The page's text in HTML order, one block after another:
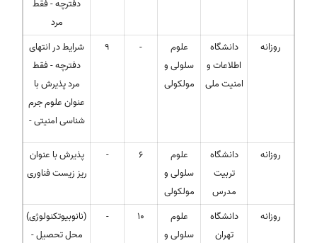
دفترچه - فقط
مرد
روزانه
دانشگاه
اطلاعات و
امنیت ملی
علوم
سلولی و
مولکولی
-
9
شرایط در انتهای
دفترچه - فقط
مرد پذیرش با
عنوان علوم جرم
شناسی امنیتی -
روزانه
دانشگاه
تربیت
مدرس
علوم
سلولی و
مولکولی
6
-
پذیرش با عنوان
ریز زیست فناوری
روزانه
دانشگاه
تهران
علوم
سلولی و
10
-
(نانوبیوتکنولوژی)
- محل تحصیل